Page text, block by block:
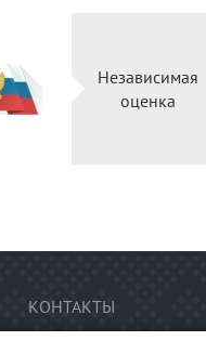
Независимая
оценка
КОНТАКТЫ